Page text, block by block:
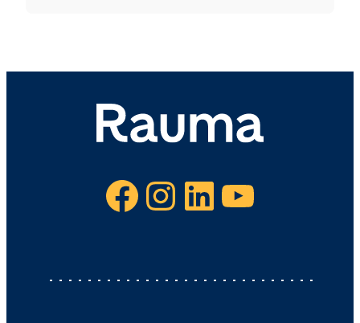
Facebook Instagram LinkedIn YouTube